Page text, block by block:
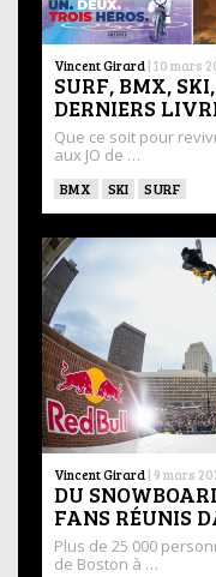
Vincent Girard | 10 mars
SURF, BMX,
DERNIERS
Que ce soit pour
aux JO de …
BMX SKI SURF
Vincent Girard | 9 mars
DU
FANS RÉUNIS
Plus de 25 000
de Boston à …